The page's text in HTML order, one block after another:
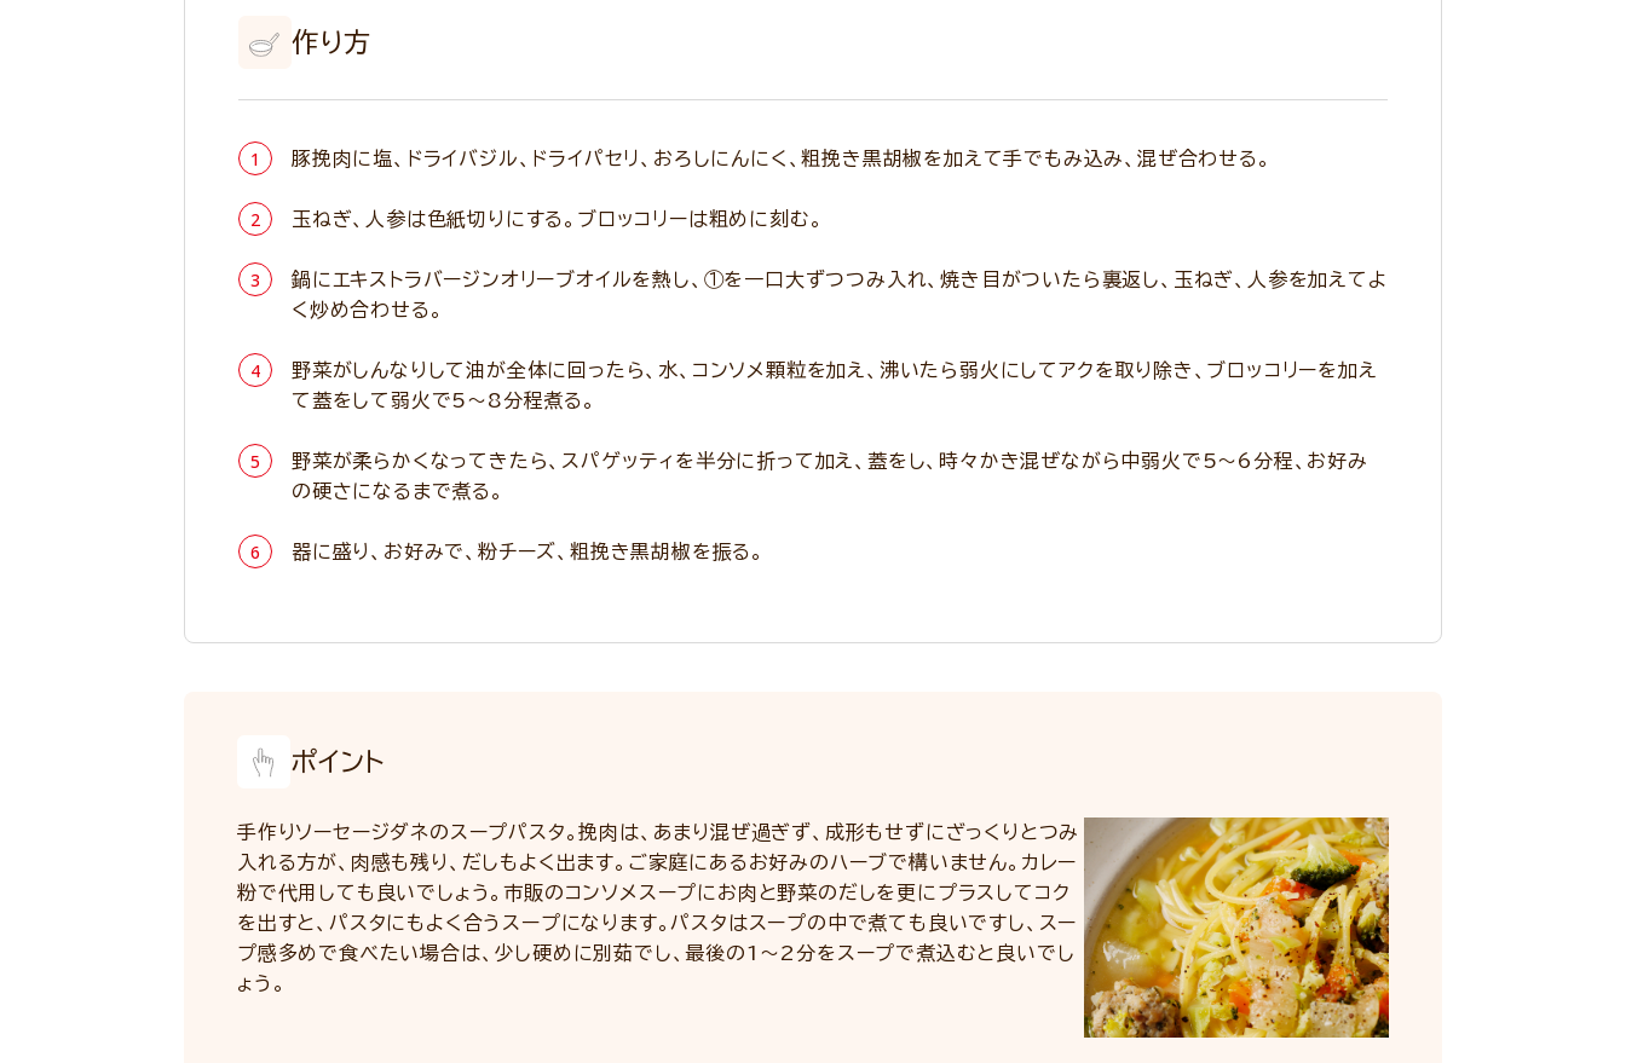
作り方
豚挽肉に塩、ドライバジル、ドライパセリ、おろしにんにく、粗挽き黒胡椒を加えて手でもみ込み、混ぜ合わせる。
玉ねぎ、人参は色紙切りにする。ブロッコリーは粗めに刻む。
鍋にエキストラバージンオリーブオイルを熱し、①を一口大ずつつみ入れ、焼き目がついたら裏返し、玉ねぎ、人参を加えてよ
く炒め合わせる。
野菜がしんなりして油が全体に回ったら、水、コンソメ顆粒を加え、沸いたら弱火にしてアクを取り除き、ブロッコリーを加え
て蓋をして弱火で5～8分程煮る。
野菜が柔らかくなってきたら、スパゲッティを半分に折って加え、蓋をし、時々かき混ぜながら中弱火で5～6分程、お好み
の硬さになるまで煮る。
器に盛り、お好みで、粉チーズ、粗挽き黒胡椒を振る。
ポイント
手作りソーセージダネのスープパスタ。挽肉は、あまり混ぜ過ぎず、成形もせずにざっくりとつみ
入れる方が、肉感も残り、だしもよく出ます。ご家庭にあるお好みのハーブで構いません。カレー
粉で代用しても良いでしょう。市販のコンソメスープにお肉と野菜のだしを更にプラスしてコク
を出すと、パスタにもよく合うスープになります。パスタはスープの中で煮ても良いですし、スー
プ感多めで食べたい場合は、少し硬めに別茹でし、最後の1～2分をスープで煮込むと良いでし
ょう。